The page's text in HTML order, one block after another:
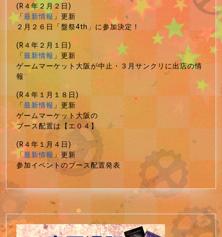
(R４年２月２日)
「最新情報」更新
２月２６日「盤祭4th」に参加決定！
(R４年２月１日)
「最新情報」更新
ゲームマーケット大阪が中止・３月サンクリに出店の情
報
(R４年１月１８日)
「最新情報」更新
ゲームマーケット大阪の
ブース配置は【エ０４】
(R４年１月４日)
「最新情報」更新
参加イベントのブース配置発表